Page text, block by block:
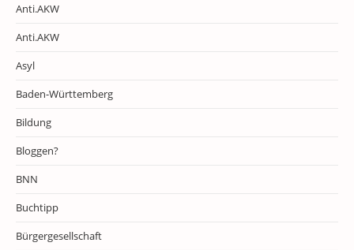
Anti.AKW
Anti.AKW
Asyl
Baden-Württemberg
Bildung
Bloggen?
BNN
Buchtipp
Bürgergesellschaft